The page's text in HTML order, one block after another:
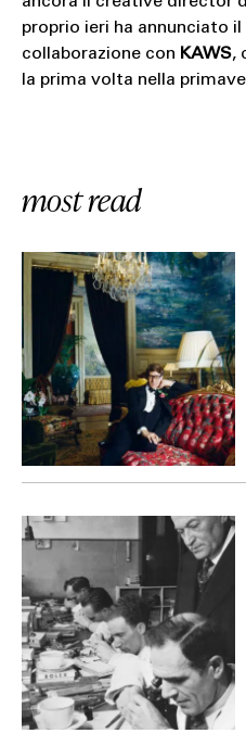
proprio ieri ha annunciato
collaborazione con KAWS,
la prima volta nella
most read